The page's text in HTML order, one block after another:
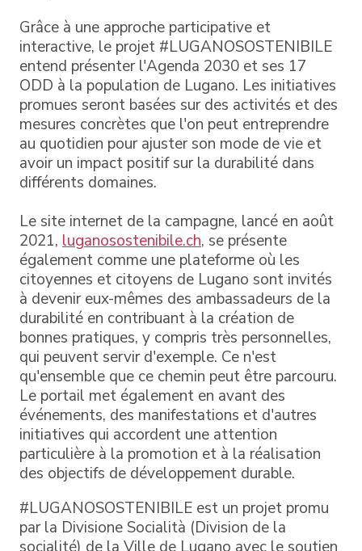
Grâce à une approche participative et
interactive, le projet #LUGANOSOSTENIBILE
entend présenter l'Agenda 2030 et ses 17
ODD à la population de Lugano. Les initiatives
promues seront basées sur des activités et des
mesures concrètes que l'on peut entreprendre
au quotidien pour ajuster son mode de vie et
avoir un impact positif sur la durabilité dans
différents domaines.
Le site internet de la campagne, lancé en août
2021, luganosostenibile.ch, se présente
également comme une plateforme où les
citoyennes et citoyens de Lugano sont invités
à devenir eux-mêmes des ambassadeurs de la
durabilité en contribuant à la création de
bonnes pratiques, y compris très personnelles,
qui peuvent servir d'exemple. Ce n'est
qu'ensemble que ce chemin peut être parcouru.
Le portail met également en avant des
événements, des manifestations et d'autres
initiatives qui accordent une attention
particulière à la promotion et à la réalisation
des objectifs de développement durable.
#LUGANOSOSTENIBILE est un projet promu
par la Divisione Socialità (Division de la
socialité) de la Ville de Lugano avec le soutien